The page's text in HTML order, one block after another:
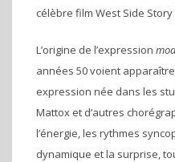
célèbre film West Side Story
L’origine de l’expression
années 50 voient
expression née dans les
Mattox et d’autres
l’énergie, les rythmes
dynamique et la surprise,